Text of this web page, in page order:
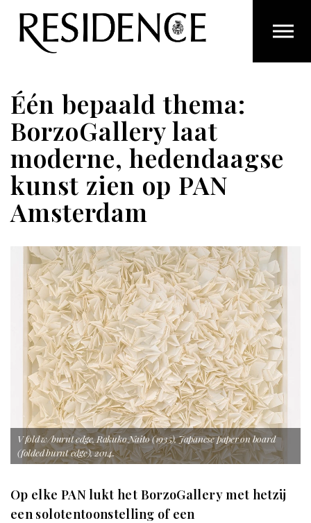
Overslaan en ga direct naar de inhoud
Één bepaald thema:
BorzoGallery laat
moderne, hedendaagse
kunst zien op PAN
Amsterdam
V fold w/burnt edge, Rakuko Naito (1935), Japanese paper on board
(folded burnt edge), 2014.
Op elke PAN lukt het BorzoGallery met hetzij
een solotentoonstelling of een